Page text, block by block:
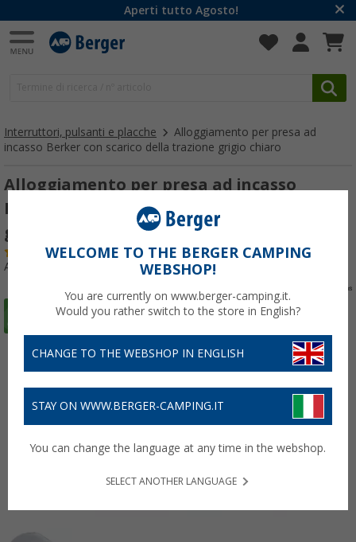
Aperti tutto Agosto!
Interruttori, pulsanti e placche
Alloggiamento per presa ad
incasso Berker con scarico della trazione grigio chiaro
Alloggiamento per presa ad incasso
Berker con scarico della trazione 1 presa
grigio chiaro
(Più di100)
Articolo n: 173110
WELCOME TO THE BERGER CAMPING
WEBSHOP!
You are currently on www.berger-camping.it.
Would you rather switch to the store in English?
CHANGE TO THE WEBSHOP IN ENGLISH
STAY ON WWW.BERGER-CAMPING.IT
You can change the language at any time in the webshop.
SELECT ANOTHER LANGUAGE